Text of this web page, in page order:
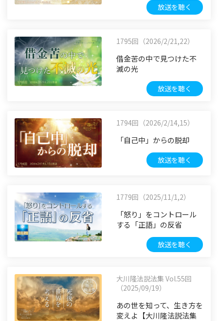
放送を聴く
1795回（2026/2/21,22）
借金苦の中で見つけた不
滅の光
放送を聴く
1794回（2026/2/14,15）
「自己中」からの脱却
放送を聴く
1779回（2025/11/1,2）
「怒り」をコントロール
する「正語」の反省
放送を聴く
大川隆法説法集 Vol.55回
（2025/09/19）
あの世を知って、生き方を
変えよ【大川隆法説法集